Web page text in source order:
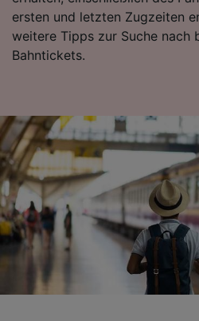
ersten und letzten Zugzeiten
weitere Tipps zur Suche nach
Bahntickets.
Entwicklung und
Angeboten.
Liste der Partner